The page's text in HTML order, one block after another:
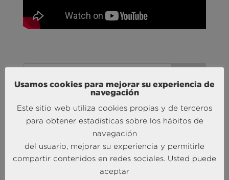
MÁS NOTICIAS SOBRE: ACTUALIDAD
BRAINTRUST
Usamos cookies para mejorar su experiencia de
navegación
Este sitio web utiliza cookies propias y de terceros
para obtener estadísticas sobre los hábitos de
navegación
del usuario, mejorar su experiencia y permitirle
compartir contenidos en redes sociales. Usted puede
aceptar